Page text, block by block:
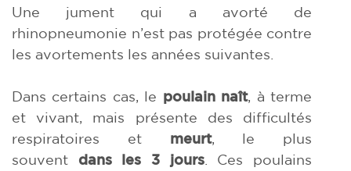
Une jument qui a avorté de
rhinopneumonie n’est pas protégée contre
les avortements les années suivantes.
Dans certains cas, le poulain naît, à terme
et vivant, mais présente des difficultés
respiratoires et meurt, le plus
souvent dans les 3 jours. Ces poulains